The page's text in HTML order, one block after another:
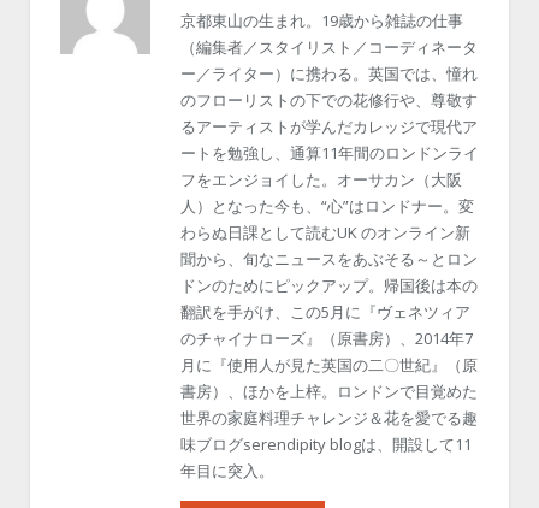
京都東山の生まれ。19歳から雑誌の仕事
（編集者／スタイリスト／コーディネータ
ー／ライター）に携わる。英国では、憧れ
のフローリストの下での花修行や、尊敬す
るアーティストが学んだカレッジで現代ア
ートを勉強し、通算11年間のロンドンライ
フをエンジョイした。オーサカン（大阪
人）となった今も、“心”はロンドナー。変
わらぬ日課として読むUK のオンライン新
聞から、旬なニュースをあぶそる～とロン
ドンのためにピックアップ。帰国後は本の
翻訳を手がけ、この5月に『ヴェネツィア
のチャイナローズ』（原書房）、2014年7
月に『使用人が見た英国の二〇世紀』（原
書房）、ほかを上梓。ロンドンで目覚めた
世界の家庭料理チャレンジ＆花を愛でる趣
味ブログserendipity blogは、開設して11
年目に突入。